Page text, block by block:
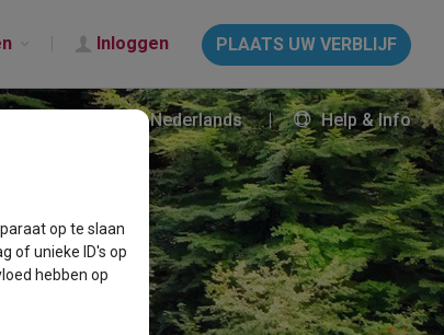
Inloggen PLAATS UW VERBLIJF
Nederlands Help & Info
op te slaan
of unieke ID's op
hebben op